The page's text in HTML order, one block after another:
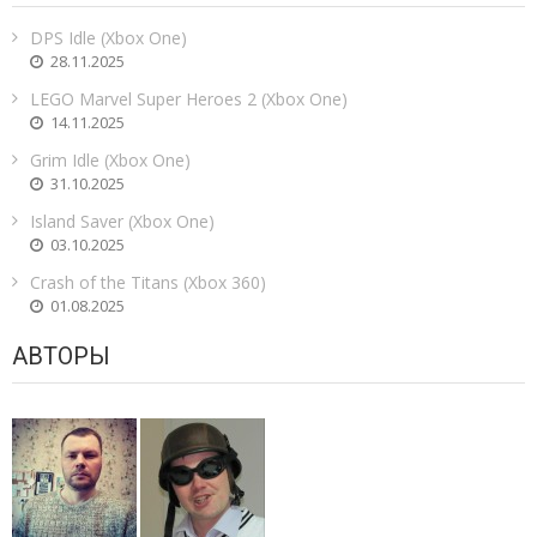
DPS Idle (Xbox One)
28.11.2025
LEGO Marvel Super Heroes 2 (Xbox One)
14.11.2025
Grim Idle (Xbox One)
31.10.2025
Island Saver (Xbox One)
03.10.2025
Crash of the Titans (Xbox 360)
01.08.2025
АВТОРЫ